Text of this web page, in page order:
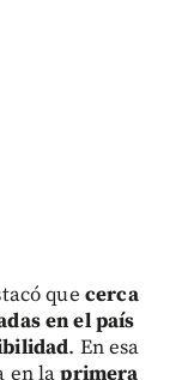
que cerca
en el país
. En esa
en laprimera